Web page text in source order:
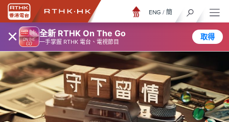
× 全新 RTHK On The Go
一手掌握 RTHK 電台、電視節目
取得
ENG / 簡